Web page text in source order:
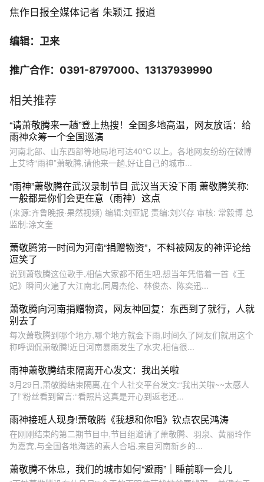
焦作日报全媒体记者 朱颖江 报道
编辑：卫来
推广合作：0391-8797000、13137939990
相关推荐
“请萧敬腾来一趟”登上热搜！全国多地高温，网友放话：给
雨神众筹一个全国巡演
河南北部、山东西部等地局地可达40℃以上。各地网友纷纷在微博
上艾特“雨神”萧敬腾,请他来一趟,好让自己的城市...
“雨神”萧敬腾在武汉录制节目 武汉当天没下雨 萧敬腾笑称:
一般都是你们会更在意（雨神）这点
(来源:齐鲁晚报·果然视频) 编辑:刘亚妮 责编:刘兴存 审核: 常毅博 总
监制:涂文奎
萧敬腾第一时间为河南“捐赠物资”，不料被网友的神评论给
逗笑了
说到萧敬腾这位歌手,相信大家都不陌生吧,想当年凭借着一首《王
妃》瞬间火遍了大江南北,同周杰伦、林俊杰、陈奕迅...
萧敬腾向河南捐赠物资，网友神回复：东西到了就行，人就
别去了
每次萧敬腾到哪个地方,哪个地方就会下雨,时间久了网友们就用这个
称呼调侃萧敬腾!近日河南暴雨发生了水灾,相信很...
雨神萧敬腾结束隔离开心发文：我出关啦
3月29日,萧敬腾结束隔离,在个人社交平台发文:“我出关啦~~太感人
了!”粉丝看到留言:“看照片这真是开心到返老还...
雨神接班人现身!萧敬腾《我想和你唱》钦点农民鸿涛
在刚刚结束的第二期节目中,节目组邀请了萧敬腾、羽泉、黄丽玲作
为嘉宾,与全国各地海选的素人合唱,来自河南新乡的...
萧敬腾不休息，我们的城市如何“避雨”｜睡前聊一会儿